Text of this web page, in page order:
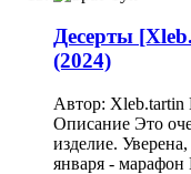
Десерты
(2024)
Автор: Xleb.tartin
Описание Это
изделие.
января - марафон